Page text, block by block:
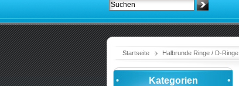
Startseite Halbrunde Ringe / D-Ringe
Kategorien